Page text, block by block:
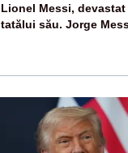
Lionel Messi,
tatălui său. Jorge